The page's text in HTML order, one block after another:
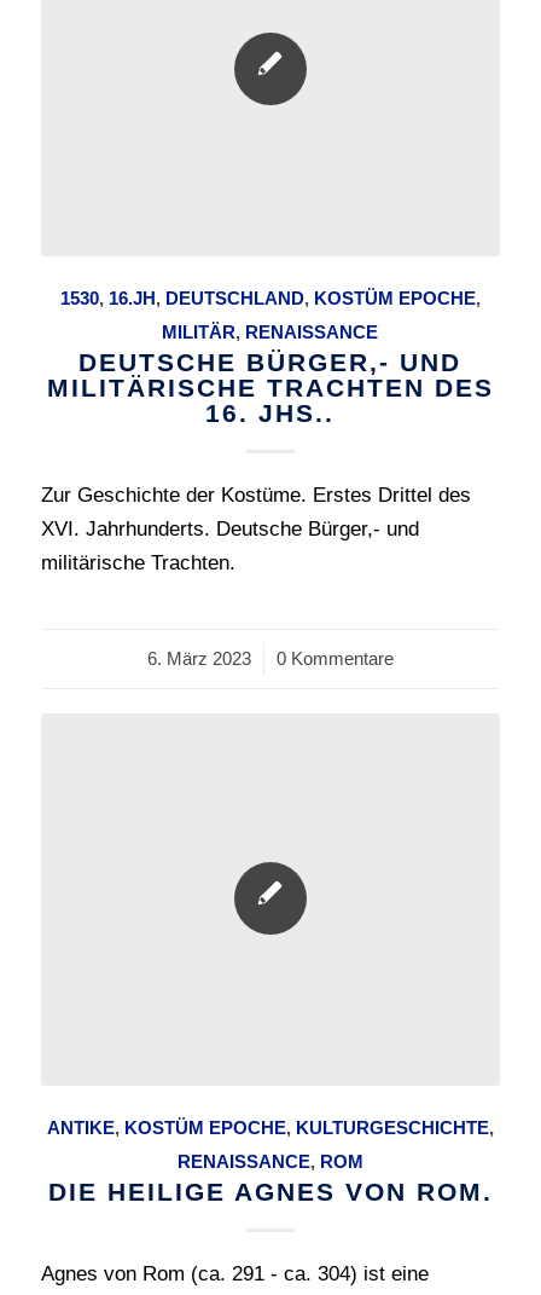
1530, 16.JH, DEUTSCHLAND, KOSTÜM EPOCHE,
MILITÄR, RENAISSANCE
DEUTSCHE BÜRGER,- UND
MILITÄRISCHE TRACHTEN DES
16. JHS..
Zur Geschichte der Kostüme. Erstes Drittel des
XVI. Jahrhunderts. Deutsche Bürger,- und
militärische Trachten.
6. März 2023
/ 0 Kommentare
ANTIKE, KOSTÜM EPOCHE, KULTURGESCHICHTE,
RENAISSANCE, ROM
DIE HEILIGE AGNES VON ROM.
Agnes von Rom (ca. 291 - ca. 304) ist eine